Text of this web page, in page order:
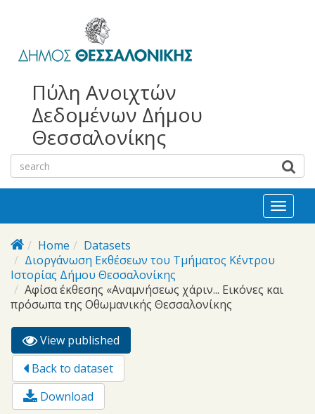
bayan
escort
escort
Πύλη Ανοιχτών
Δεδομένων Δήμου
Θεσσαλονίκης
Toggle
Home
Datasets
Διοργάνωση Eκθέσεων του Τμήματος Κέντρου
Ιστορίας Δήμου Θεσσαλονίκης
Αφίσα έκθεσης «Αναμνήσεως χάριν... Εικόνες και
πρόσωπα της Οθωμανικής Θεσσαλονίκης
Primary tabs
View published
tab)
Back to dataset
Download